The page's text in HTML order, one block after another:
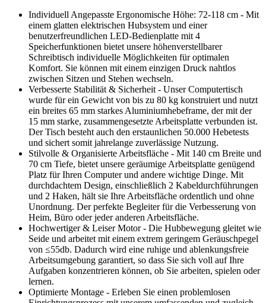
Individuell Angepasste Ergonomische Höhe: 72-118 cm - Mit
einem glatten elektrischen Hubsystem und einer
benutzerfreundlichen LED-Bedienplatte mit 4
Speicherfunktionen bietet unsere höhenverstellbarer
Schreibtisch individuelle Möglichkeiten für optimalen
Komfort. Sie können mit einem einzigen Druck nahtlos
zwischen Sitzen und Stehen wechseln.
Verbesserte Stabilität & Sicherheit - Unser Computertisch
wurde für ein Gewicht von bis zu 80 kg konstruiert und nutzt
ein breites 65 mm starkes Aluminiumhebeframe, der mit der
15 mm starke, zusammengesetzte Arbeitsplatte verbunden ist.
Der Tisch besteht auch den erstaunlichen 50.000 Hebetests
und sichert somit jahrelange zuverlässige Nutzung.
Stilvolle & Organisierte Arbeitsfläche - Mit 140 cm Breite und
70 cm Tiefe, bietet unsere geräumige Arbeitsplatte genügend
Platz für Ihren Computer und andere wichtige Dinge. Mit
durchdachtem Design, einschließlich 2 Kabeldurchführungen
und 2 Haken, hält sie Ihre Arbeitsfläche ordentlich und ohne
Unordnung. Der perfekte Begleiter für die Verbesserung von
Heim, Büro oder jeder anderen Arbeitsfläche.
Hochwertiger & Leiser Motor - Die Hubbewegung gleitet wie
Seide und arbeitet mit einem extrem geringem Geräuschpegel
von ≤55db. Dadurch wird eine ruhige und ablenkungsfreie
Arbeitsumgebung garantiert, so dass Sie sich voll auf Ihre
Aufgaben konzentrieren können, ob Sie arbeiten, spielen oder
lernen.
Optimierte Montage - Erleben Sie einen problemlosen